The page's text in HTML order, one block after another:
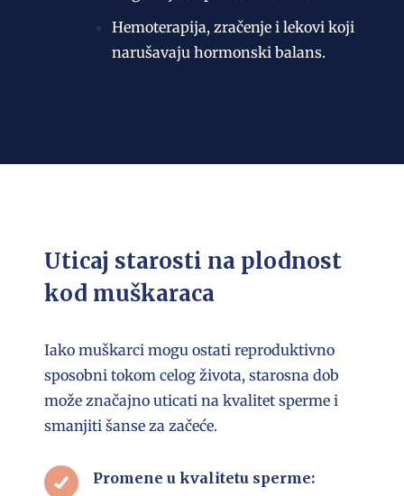
Hemoterapija, zračenje i lekovi koji
narušavaju hormonski balans.
Uticaj starosti na plodnost
kod muškaraca
Iako muškarci mogu ostati reproduktivno
sposobni tokom celog života, starosna dob
može značajno uticati na kvalitet sperme i
smanjiti šanse za začeće.
Promene u kvalitetu sperme: